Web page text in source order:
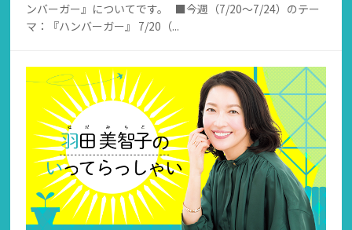
ンバーガー』についてです。 ■今週（7/20～7/24）のテー
マ：『ハンバーガー』 7/20（...